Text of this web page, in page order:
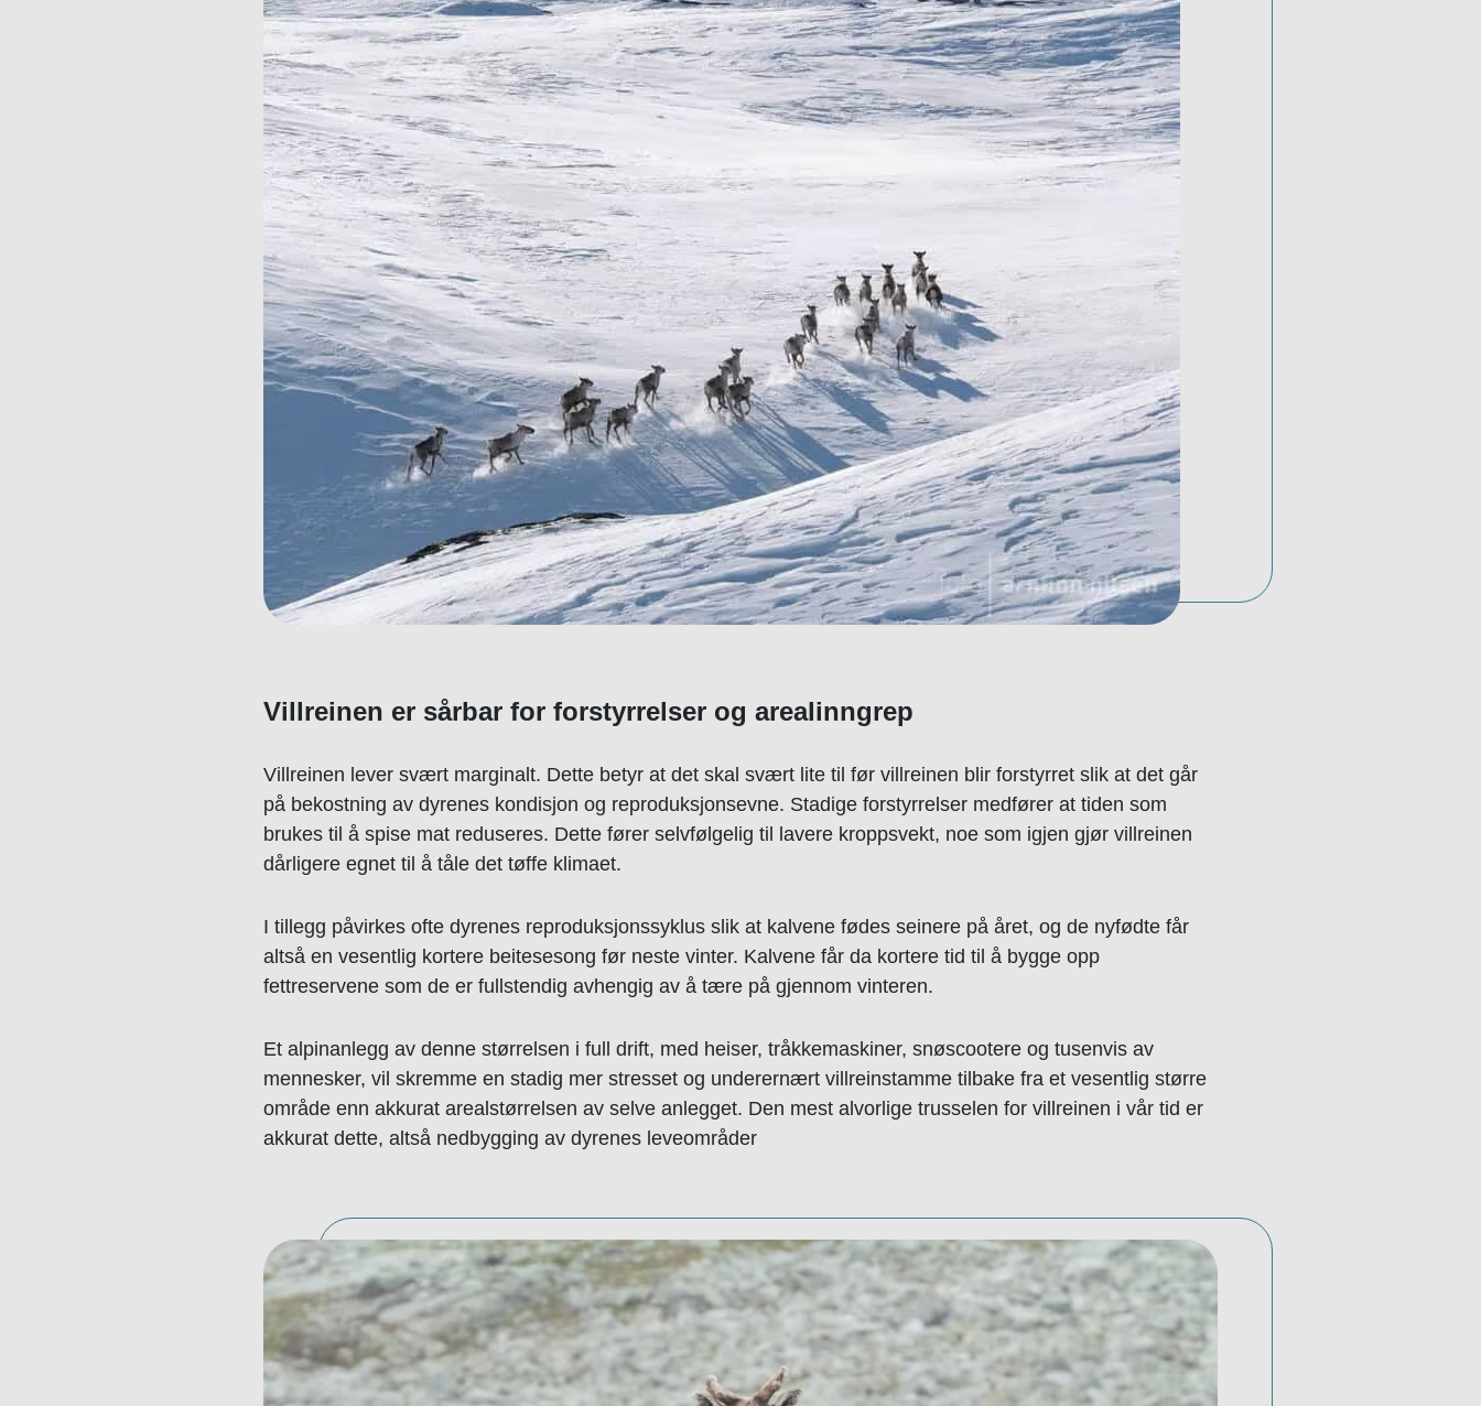
Villreinen er sårbar for forstyrrelser og arealinngrep
Villreinen lever svært marginalt. Dette betyr at det skal svært lite til før villreinen blir forstyrret slik at det går
på bekostning av dyrenes kondisjon og reproduksjonsevne. Stadige forstyrrelser medfører at tiden som
brukes til å spise mat reduseres. Dette fører selvfølgelig til lavere kroppsvekt, noe som igjen gjør villreinen
dårligere egnet til å tåle det tøffe klimaet.
I tillegg påvirkes ofte dyrenes reproduksjonssyklus slik at kalvene fødes seinere på året, og de nyfødte får
altså en vesentlig kortere beitesesong før neste vinter. Kalvene får da kortere tid til å bygge opp
fettreservene som de er fullstendig avhengig av å tære på gjennom vinteren.
Et alpinanlegg av denne størrelsen i full drift, med heiser, tråkkemaskiner, snøscootere og tusenvis av
mennesker, vil skremme en stadig mer stresset og underernært villreinstamme tilbake fra et vesentlig større
område enn akkurat arealstørrelsen av selve anlegget. Den mest alvorlige trusselen for villreinen i vår tid er
akkurat dette, altså nedbygging av dyrenes leveområder